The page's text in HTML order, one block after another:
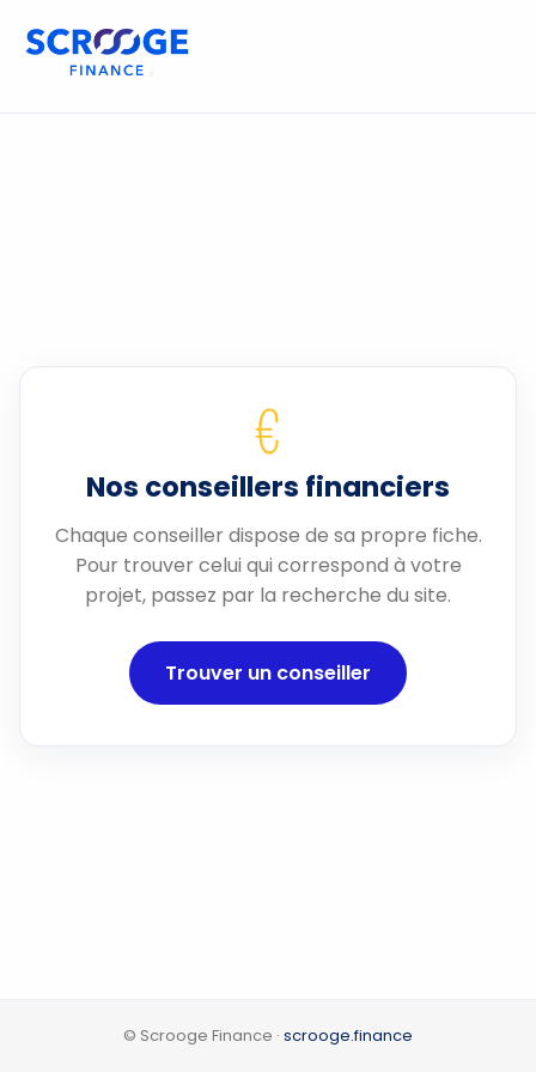
€
Nos conseillers financiers
Chaque conseiller dispose de sa propre fiche.
Pour trouver celui qui correspond à votre
projet, passez par la recherche du site.
Trouver un conseiller
© Scrooge Finance · scrooge.finance